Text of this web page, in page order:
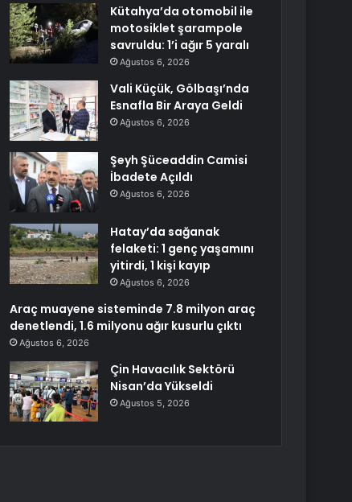
Kütahya’da otomobil ile
motosiklet şarampole
savruldu: 1’i ağır 5 yaralı
Ağustos 6, 2026
Vali Küçük, Gölbaşı’nda
Esnafla Bir Araya Geldi
Ağustos 6, 2026
Şeyh Şüceaddin Camisi
İbadete Açıldı
Ağustos 6, 2026
Hatay’da sağanak
felaketi: 1 genç yaşamını
yitirdi, 1 kişi kayıp
Ağustos 6, 2026
Araç muayene sisteminde 7.8 milyon araç
denetlendi, 1.6 milyonu ağır kusurlu çıktı
Ağustos 6, 2026
Çin Havacılık Sektörü
Nisan’da Yükseldi
Ağustos 5, 2026